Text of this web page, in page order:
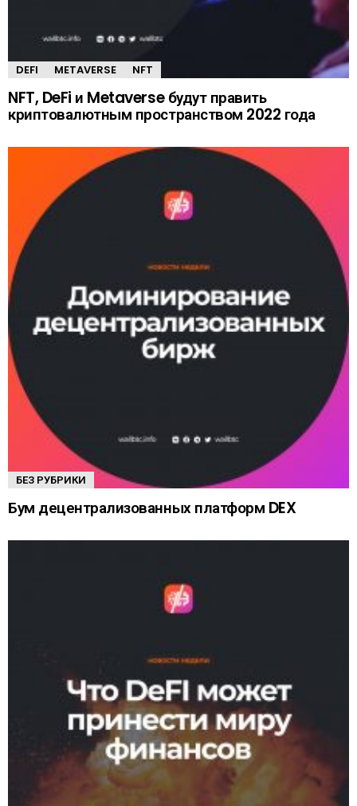
DEFI METAVERSE NFT
NFT, DeFi и Metaverse будут править
криптовалютным пространством 2022 года
БЕЗ РУБРИКИ
Бум децентрализованных платформ DEX